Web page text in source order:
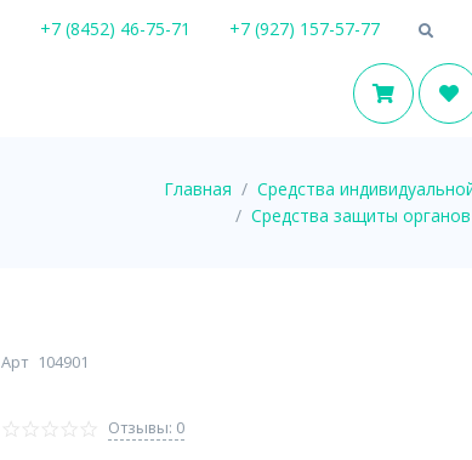
+7 (8452) 46-75-71 +7 (927) 157-57-77
Главная
Средства
Средства защиты
Арт 104901
Отзывы: 0